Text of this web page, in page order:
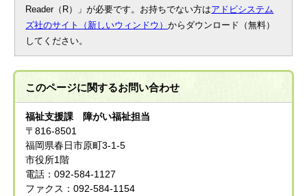
Reader（R）」が必要です。お持ちでない方はアドビシステム
ズ社のサイト（新しいウィンドウ）からダウンロード（無料）
してください。
このページに関するお問い合わせ
福祉支援課 障がい福祉担当
〒816-8501
福岡県春日市原町3-1-5
市役所1階
電話：092-584-1127
ファクス：092-584-1154